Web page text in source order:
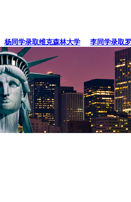
学录取维克森林大学 李同学录取罗德